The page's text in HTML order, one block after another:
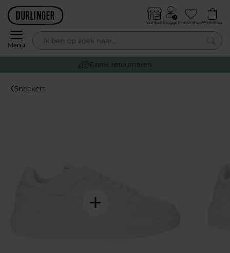
Skip to content
Menu
WinkelsInloggenFavorietenWinkeltas
0
Gratis retourneren
Sneakers